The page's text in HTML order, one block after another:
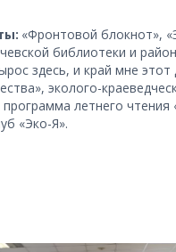
«Фронтовой блокнот»,
библиотеки и
здесь, и край мне этот
эколого-
летнего чтения
«Эко-Я».